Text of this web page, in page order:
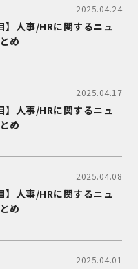
2025.04.24
】人事/HRに関するニュ
め
2025.04.17
】人事/HRに関するニュ
め
2025.04.08
】人事/HRに関するニュ
め
2025.04.01